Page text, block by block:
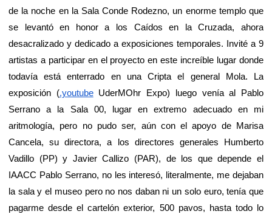
de la noche en la Sala Conde Rodezno, un enorme templo que
se levantó en honor a los Caídos en la Cruzada, ahora
desacralizado y dedicado a exposiciones temporales. Invité a 9
artistas a participar en el proyecto en este increíble lugar donde
todavía está enterrado en una Cripta el general Mola. La
exposición (.youtubeUderMOhr Expo) luego venía al Pablo
Serrano a la Sala 00, lugar en extremo adecuado en mi
aritmología, pero no pudo ser, aún con el apoyo de Marisa
Cancela, su directora, a los directores generales Humberto
Vadillo (PP) y Javier Callizo (PAR), de los que depende el
IAACC Pablo Serrano, no les interesó, literalmente, me dejaban
la sala y el museo pero no nos daban ni un solo euro, tenía que
pagarme desde el cartelón exterior, 500 pavos, hasta todo lo